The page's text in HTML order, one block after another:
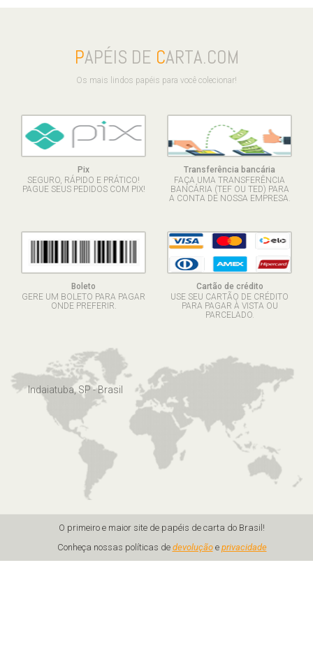
PAPÉIS DE CARTA.COM
Os mais lindos papéis para você colecionar!
Pix
SEGURO, RÁPIDO E PRÁTICO!
PAGUE SEUS PEDIDOS COM PIX!
Transferência bancária
FAÇA UMA TRANSFERÊNCIA
BANCÁRIA (TEF OU TED) PARA
A CONTA DE NOSSA EMPRESA.
Boleto
GERE UM BOLETO PARA PAGAR
ONDE PREFERIR.
Cartão de crédito
USE SEU CARTÃO DE CRÉDITO
PARA PAGAR À VISTA OU
PARCELADO.
Indaiatuba, SP - Brasil
O primeiro e maior site de papéis de carta do Brasil!
Conheça nossas políticas de devoluçãoe privacidade